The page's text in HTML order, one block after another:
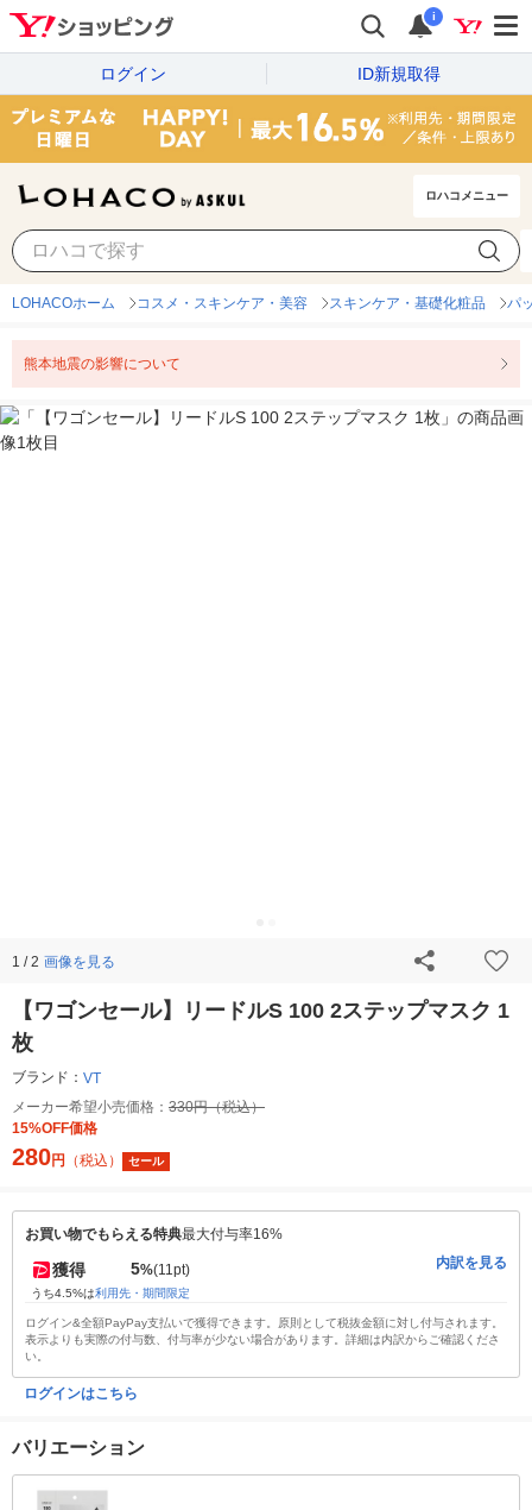
i
ログイン ID新規取得
ロハコメニュー
LOHACOホーム コスメ・スキンケア・美容 スキンケア・基礎化粧品 パ
熊本地震の影響について
1 / 2 画像を見る
【ワゴンセール】リードルS 100 2ステップマスク 1
枚
ブランド： VT
メーカー希望小売価格： 330円（税込）
15%OFF価格
280円 （税込） セール
お買い物でもらえる特典最大付与率16%
獲得 5%(11pt)
うち4.5%は利用先・期間限定
内訳を見る
ログイン&全額PayPay支払いで獲得できます。原則として税抜金額に対し付与されます。
表示よりも実際の付与数、付与率が少ない場合があります。詳細は内訳からご確認くださ
い。
ログインはこちら
バリエーション